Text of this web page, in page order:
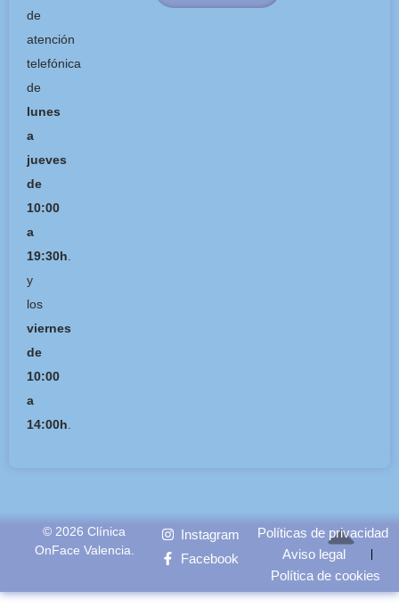
de
atención
telefónica
de
lunes
a
jueves
de
10:00
a
19:30h.
y
los
viernes
de
10:00
a
14:00h.
© 2026 Clínica
OnFace Valencia.
Instagram
Facebook
Políticas de privacidad
Aviso legal
Política de cookies